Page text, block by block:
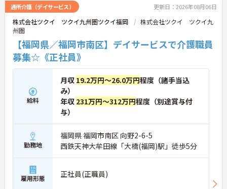
通所介護（デイサービス） 更新日：2026年08月06日
株式会社ツクイ ツクイ九州圏ツクイ福岡
株式会社ツクイ ツクイ九
州圏
【福岡県／福岡市南区】デイサービスで介護職員
募集☆《正社員》
給料
月収 19.2万円～26.0万円程度（諸手当込
み）
年収 231万円～312万円程度（別途賞与付
与）
勤務地
福岡県 福岡市南区 向野2-6-5
西鉄天神大牟田線「大橋(福岡)駅」徒歩5分
雇用形態 正社員(正職員)